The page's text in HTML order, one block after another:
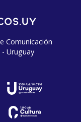
Comunicación
- Uruguay